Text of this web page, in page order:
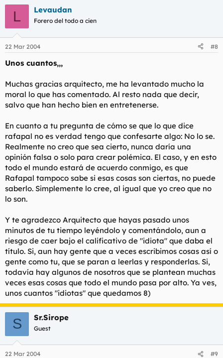
L Levaudan
Forero del todo a cien
22 Mar 2004 #8
Unos cuantos,,,
Muchas gracias arquitecto, me ha levantado mucho la
moral lo que has comentado. Al resto nada que decir,
salvo que han hecho bien en entretenerse.
En cuanto a tu pregunta de cómo se que lo que dice
rafapal no es verdad tengo que confesarte algo: No lo se.
Realmente no creo que sea cierto, nunca daría una
opinión falsa o solo para crear polémica. El caso, y en esto
todo el mundo estará de acuerdo conmigo, es que
Rafapal tampoco sabe si esas cosas son ciertas, no puede
saberlo. Simplemente lo cree, al igual que yo creo que no
lo son.
Y te agradezco Arquitecto que hayas pasado unos
minutos de tu tiempo leyéndolo y comentándolo, aun a
riesgo de caer bajo el calificativo de "idiota" que daba el
título. Si, aun hay gente que a veces escribimos cosas así o
gente como tu, que se paran a leerlas y responderlas. Si,
todavía hay algunos de nosotros que se plantean muchas
veces esas cosas que todo el mundo pasa por alto. Ya ves,
unos cuantos "idiotas" que quedamos 8)
S Sr.Sirope
Guest
22 Mar 2004 #9